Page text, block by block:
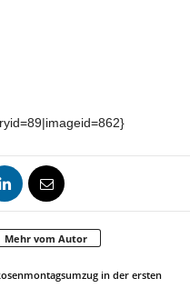
Mehr vom Autor
in der ersten